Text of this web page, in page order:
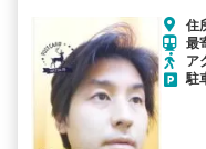
住
最
ア
駐